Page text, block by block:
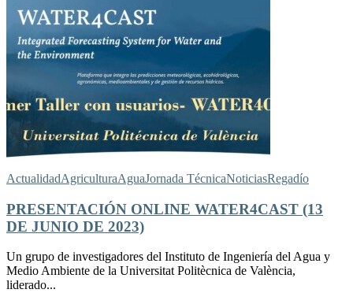
ActualidadAgriculturaAguaJornada TécnicaNoticiasRegadío
PRESENTACIÓN ONLINE WATER4CAST (13
DE JUNIO DE 2023)
Un grupo de investigadores del Instituto de Ingeniería del Agua y
Medio Ambiente de la Universitat Politècnica de València,
liderado...